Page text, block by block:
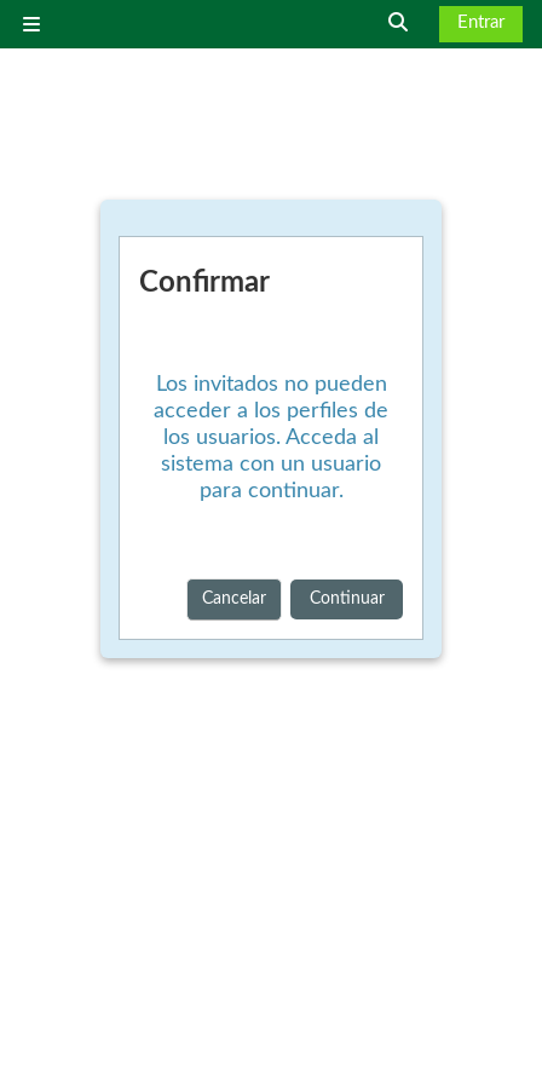
Selector de
Entrar
Confirmar
Los invitados no pueden
acceder a los perfiles de
los usuarios. Acceda al
sistema con un usuario
para continuar.
Cancelar Continuar